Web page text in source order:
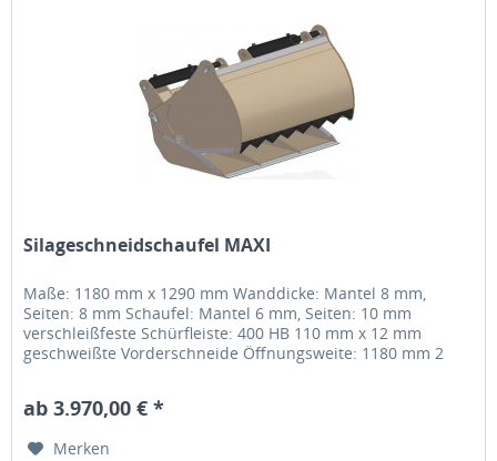
Silageschneidschaufel MAXI
Maße: 1180 mm x 1290 mm Wanddicke: Mantel 8 mm,
Seiten: 8 mm Schaufel: Mantel 6 mm, Seiten: 10 mm
verschleißfeste Schürfleiste: 400 HB 110 mm x 12 mm
geschweißte Vorderschneide Öffnungsweite: 1180 mm 2
ab 3.970,00 € *
Merken